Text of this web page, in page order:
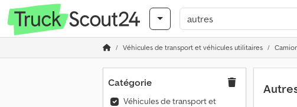
Véhicules de transport et véhicules utilitaires
Catégorie
Véhicules de transport et